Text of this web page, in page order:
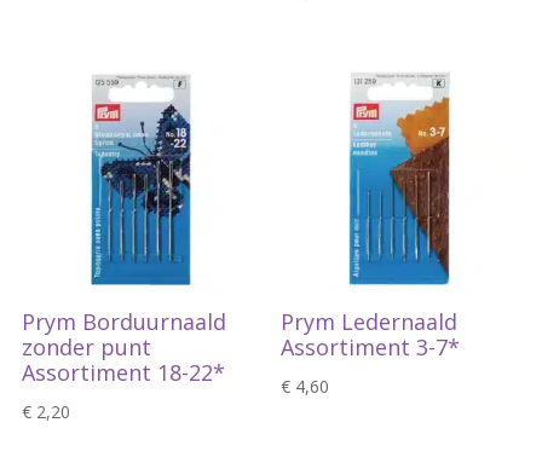
Prym Borduurnaald
zonder punt
Assortiment 18-22*
€2,20
Prym Ledernaald
Assortiment 3-7*
€ 4,60